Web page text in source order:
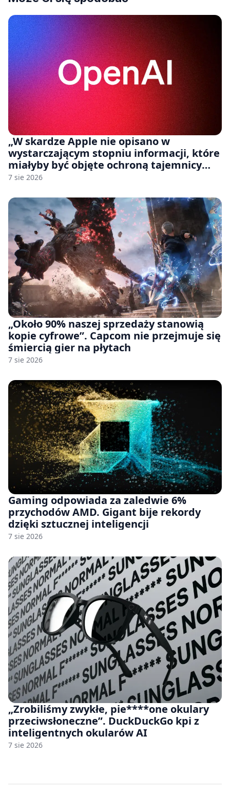
„W skardze Apple nie opisano w
wystarczającym stopniu informacji, które
miałyby być objęte ochroną tajemnicy
handlowej”. OpenAI żąda odrzucenia
7 sie 2026
„Około 90% naszej sprzedaży stanowią
kopie cyfrowe”. Capcom nie przejmuje się
śmiercią gier na płytach
7 sie 2026
Gaming odpowiada za zaledwie 6%
przychodów AMD. Gigant bije rekordy
dzięki sztucznej inteligencji
7 sie 2026
„Zrobiliśmy zwykłe, pie****one okulary
przeciwsłoneczne”. DuckDuckGo kpi z
inteligentnych okularów AI
7 sie 2026